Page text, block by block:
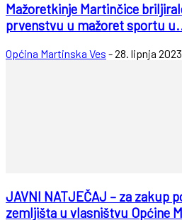
Mažoretkinje Martinčice
prvenstvu u mažoret sportu
Općina Martinska Ves -28. lipnja 2023.
JAVNI NATJEČAJ – za zakup
zemljišta u vlasništvu Općine